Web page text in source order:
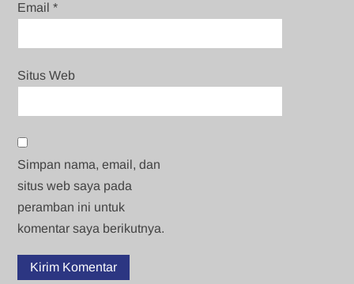
Email*
Situs Web
Simpan nama, email, dan
situs web saya pada
peramban ini untuk
komentar saya berikutnya.